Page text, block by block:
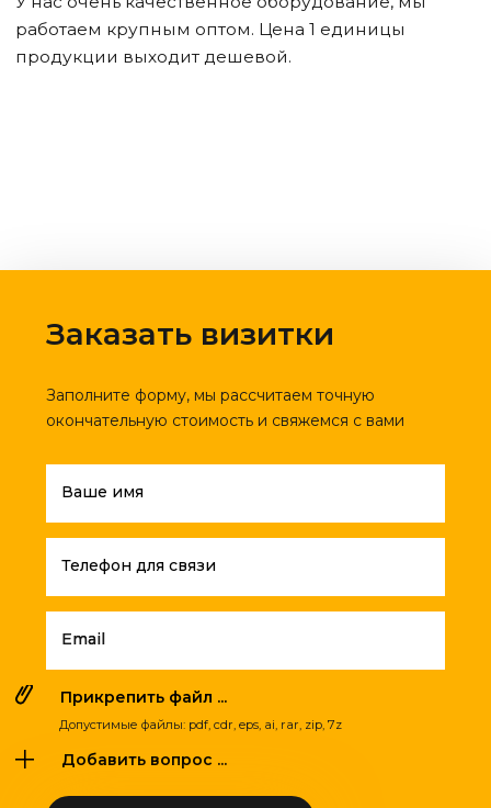
работаем крупным оптом. Цена 1 единицы
продукции выходит дешевой.
Заказать визитки
Заполните форму, мы рассчитаем точную
окончательную стоимость и свяжемся с вами
Ваше имя
Телефон для связи
Email
Прикрепить файл ...
Допустимые файлы: pdf, cdr, eps, ai, rar, zip, 7z
Добавить вопрос ...